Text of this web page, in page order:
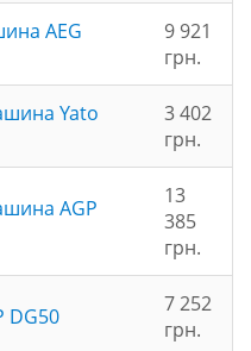
AEG
9 921
грн.
Yato
3 402
грн.
AGP
13
385
грн.
7 252
грн.